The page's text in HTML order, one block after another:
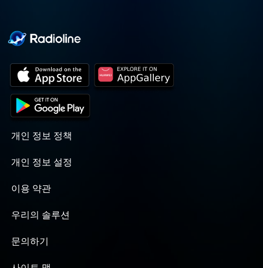
개인 정보 정책
개인 정보 설정
이용 약관
우리의 솔루션
문의하기